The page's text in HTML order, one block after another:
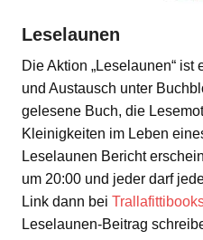
Leselaunen
Die Aktion „Leselaunen“
und Austausch unter
gelesene Buch, die
Kleinigkeiten im Leben
Leselaunen Bericht
um 20:00 und jeder darf
Link dann bei
Leselaunen-Beitrag